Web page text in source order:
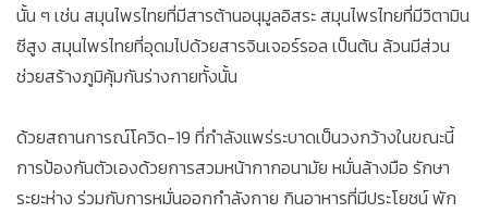
นั้น ๆ เช่น สมุนไพรไทยที่มีสารต้านอนุมูลอิสระ สมุนไพรไทยที่มีวิตามิน
ซีสูง สมุนไพรไทยที่อุดมไปด้วยสารจินเจอร์รอล เป็นต้น ล้วนมีส่วน
ช่วยสร้างภูมิคุ้มกันร่างกายทั้งนั้น
ด้วยสถานการณ์โควิด-19 ที่กำลังแพร่ระบาดเป็นวงกว้างในขณะนี้
การป้องกันตัวเองด้วยการสวมหน้ากากอนามัย หมั่นล้างมือ รักษา
ระยะห่าง ร่วมกับการหมั่นออกกำลังกาย กินอาหารที่มีประโยชน์ พัก